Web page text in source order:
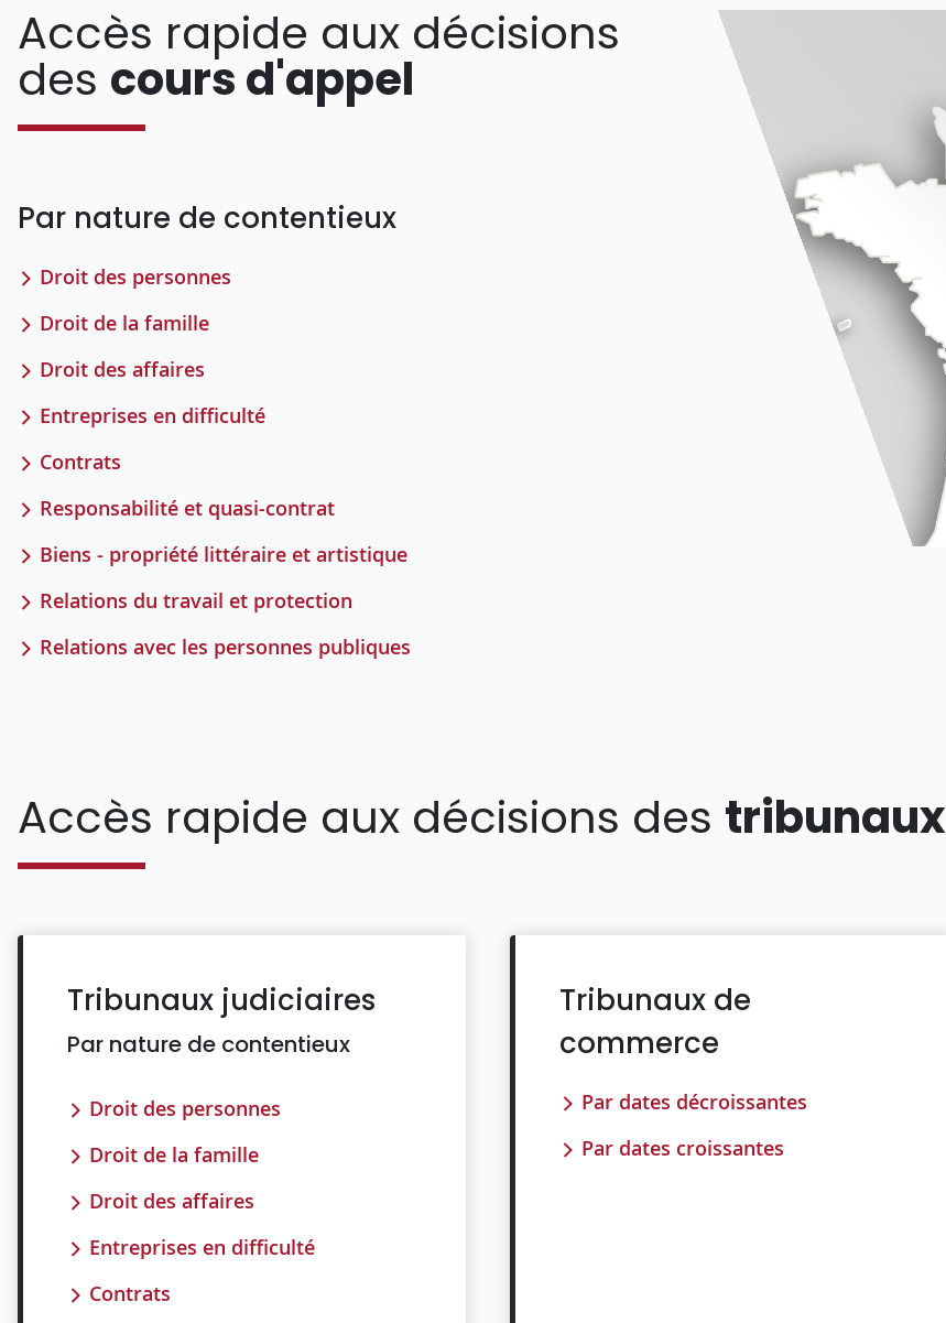
Accès rapide aux décisions
des cours d'appel
Par nature de contentieux
Droit des personnes
Droit de la famille
Droit des affaires
Entreprises en difficulté
Contrats
Responsabilité et quasi-contrat
Biens - propriété littéraire et artistique
Relations du travail et protection
Relations avec les personnes publiques
Accès rapide aux décisions des tribunaux
Tribunaux judiciaires
Par nature de contentieux
Droit des personnes
Droit de la famille
Droit des affaires
Entreprises en difficulté
Contrats
Tribunaux de
commerce
Par dates décroissantes
Par dates croissantes